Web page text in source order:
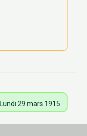
Lundi 29 mars 1915